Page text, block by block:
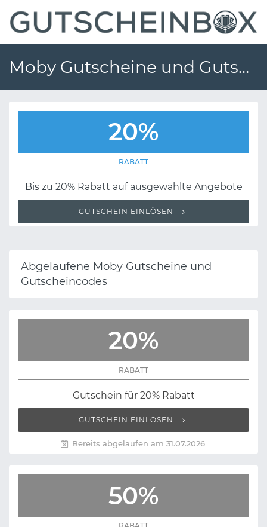
Moby Gutscheine und Gutscheincodes
20%
RABATT
Bis zu 20% Rabatt auf ausgewählte Angebote
GUTSCHEIN EINLÖSEN
Abgelaufene Moby Gutscheine und
Gutscheincodes
20%
RABATT
Gutschein für 20% Rabatt
GUTSCHEIN EINLÖSEN
Bereits abgelaufen am 31.07.2026
50%